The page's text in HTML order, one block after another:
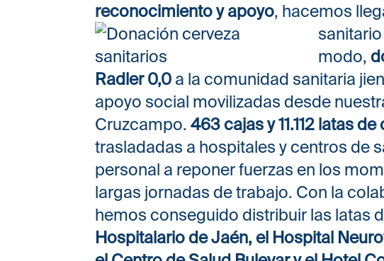
reconocimiento y apoyo, hacemos
modo,
Radler 0,0 a la comunidad sanitaria
apoyo social movilizadas desde
Cruzcampo.463 cajas y 11.112 latas
trasladadas a hospitales y centros de
personal a reponer fuerzas en los
largas jornadas de trabajo. Con la
hemos conseguido distribuir las latas
Hospitalario de Jaén, el Hospital